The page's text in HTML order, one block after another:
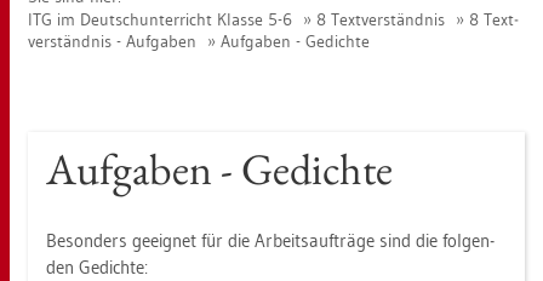
ITG im Deutsch­un­ter­richt Klas­se 5-6
8 Text­ver­ständ­nis
8 Text­
ver­ständ­nis - Auf­ga­ben
Auf­ga­ben - Ge­dich­te
Auf­ga­ben - Ge­dich­te
Be­son­ders ge­eig­net für die Ar­beits­auf­trä­ge sind die fol­gen­
den Ge­dich­te: